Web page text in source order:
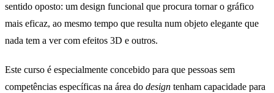
sentido oposto: um design funcional que procura tornar o gráfico
mais eficaz, ao mesmo tempo que resulta num objeto elegante que
nada tem a ver com efeitos 3D e outros.
Este curso é especialmente concebido para que pessoas sem
competências específicas na área do design tenham capacidade para